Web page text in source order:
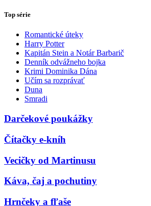
Top série
Romantické úteky
Harry Potter
Kapitán Stein a Notár Barbarič
Denník odvážneho bojka
Krimi Dominika Dána
Učím sa rozprávať
Duna
Smradi
Darčekové poukážky
Čítačky e-kníh
Vecičky od Martinusu
Káva, čaj a pochutiny
Hrnčeky a fľaše